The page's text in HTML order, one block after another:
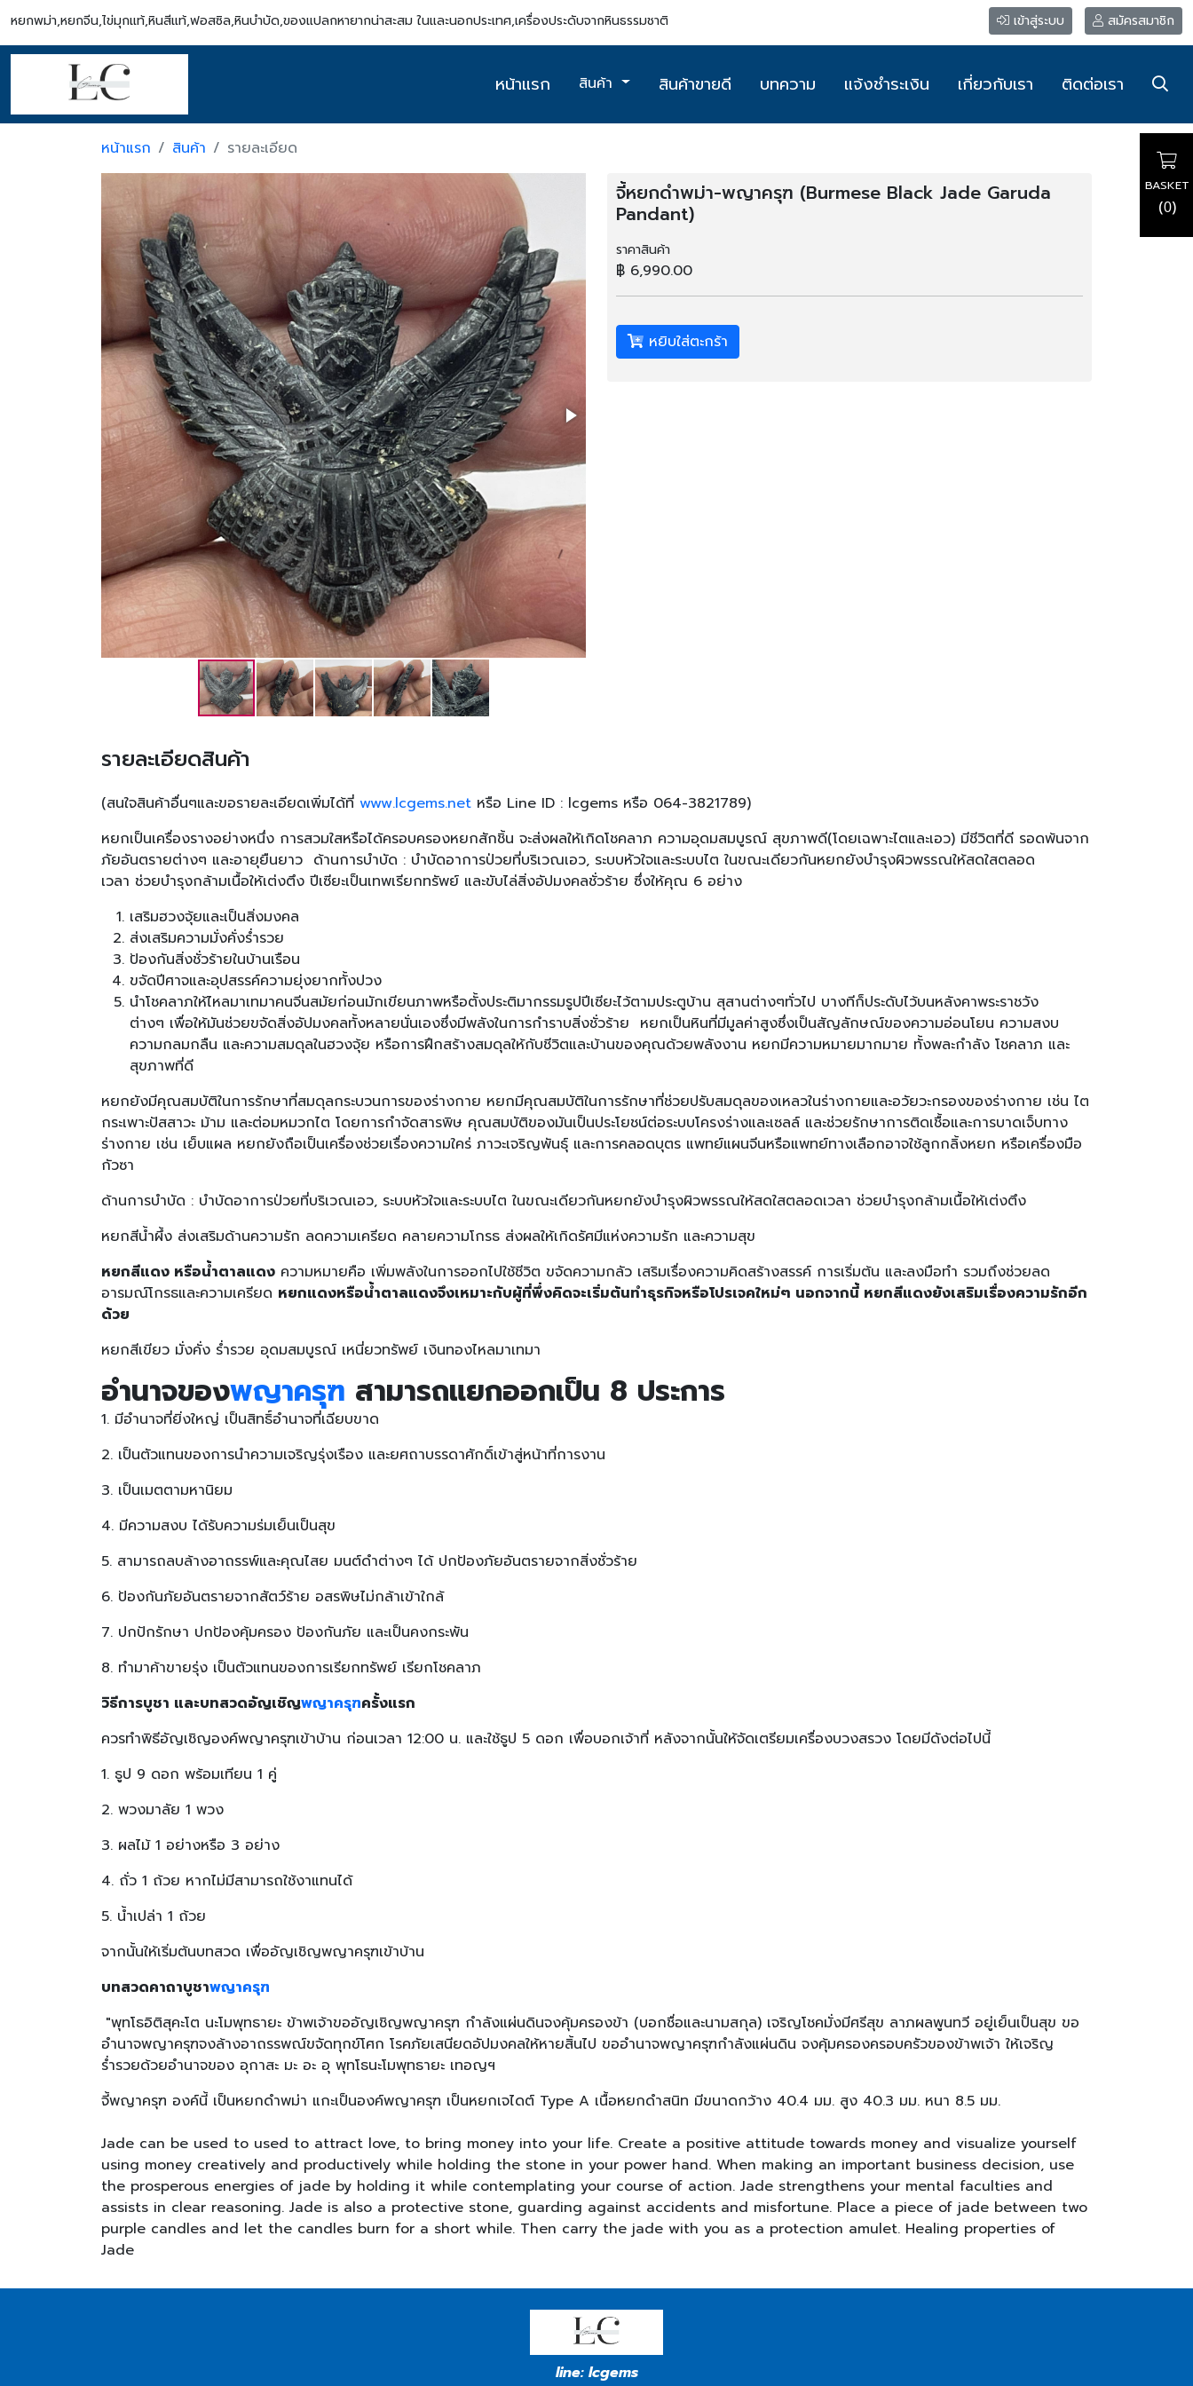
หยกพม่า,หยกจีน,ไข่มุกแท้,หินสีแท้,ฟอสซิล,หินบำบัด,ของแปลกหายากน่าสะสม ในและนอกประเทศ,เครื่องประดับจากหินธรรมชาติ เข้าสู่ระบบ สมัครสมาชิก
หน้าแรก สินค้า สินค้าขายดี บทความ แจ้งชำระเงิน เกี่ยวกับเรา ติดต่อเรา
BASKET
(0)
หน้าแรก สินค้า รายละเอียด
จี้หยกดำพม่า-พญาครุฑ (Burmese Black Jade Garuda
Pandant)
ราคาสินค้า
฿ 6,990.00
หยิบใส่ตะกร้า
รายละเอียดสินค้า
(สนใจสินค้าอื่นๆและขอรายละเอียดเพิ่มได้ที่ www.lcgems.net หรือ Line ID : lcgems หรือ 064-3821789)
หยกเป็นเครื่องรางอย่างหนึ่ง การสวมใสหรือได้ครอบครองหยกสักชิ้น จะส่งผลให้เกิดโชคลาภ ความอุดมสมบูรณ์ สุขภาพดี(โดยเฉพาะไตและเอว) มีชีวิตที่ดี รอดพ้นจาก
ภัยอันตรายต่างๆ และอายุยืนยาว ด้านการบำบัด : บำบัดอาการป่วยที่บริเวณเอว, ระบบหัวใจและระบบไต ในขณะเดียวกันหยกยังบำรุงผิวพรรณให้สดใสตลอด
เวลา ช่วยบำรุงกล้ามเนื้อให้เต่งตึง ปีเซียะเป็นเทพเรียกทรัพย์ และขับไล่สิ่งอัปมงคลชั่วร้าย ซึ่งให้คุณ 6 อย่าง
เสริมฮวงจุ้ยและเป็นสิ่งมงคล
ส่งเสริมความมั่งคั่งร่ำรวย
ป้องกันสิ่งชั่วร้ายในบ้านเรือน
ขจัดปีศาจและอุปสรรค์ความยุ่งยากทั้งปวง
นำโชคลาภให้ไหลมาเทมาคนจีนสมัยก่อนมักเขียนภาพหรือตั้งประติมากรรมรูปปีเซียะไว้ตามประตูบ้าน สุสานต่างๆทั่วไป บางทีก็ประดับไว้บนหลังคาพระราชวัง
ต่างๆ เพื่อให้มันช่วยขจัดสิ่งอัปมงคลทั้งหลายนั่นเองซึ่งมีพลังในการกำราบสิ่งชั่วร้าย หยกเป็นหินที่มีมูลค่าสูงซึ่งเป็นสัญลักษณ์ของความอ่อนโยน ความสงบ
ความกลมกลืน และความสมดุลในฮวงจุ้ย หรือการฝึกสร้างสมดุลให้กับชีวิตและบ้านของคุณด้วยพลังงาน หยกมีความหมายมากมาย ทั้งพละกำลัง โชคลาภ และ
สุขภาพที่ดี
หยกยังมีคุณสมบัติในการรักษาที่สมดุลกระบวนการของร่างกาย หยกมีคุณสมบัติในการรักษาที่ช่วยปรับสมดุลของเหลวในร่างกายและอวัยวะกรองของร่างกาย เช่น ไต
กระเพาะปัสสาวะ ม้าม และต่อมหมวกไต โดยการกำจัดสารพิษ คุณสมบัติของมันเป็นประโยชน์ต่อระบบโครงร่างและเซลล์ และช่วยรักษาการติดเชื้อและการบาดเจ็บทาง
ร่างกาย เช่น เย็บแผล หยกยังถือเป็นเครื่องช่วยเรื่องความใคร่ ภาวะเจริญพันธุ์ และการคลอดบุตร แพทย์แผนจีนหรือแพทย์ทางเลือกอาจใช้ลูกกลิ้งหยก หรือเครื่องมือ
กัวซา
ด้านการบำบัด : บำบัดอาการป่วยที่บริเวณเอว, ระบบหัวใจและระบบไต ในขณะเดียวกันหยกยังบำรุงผิวพรรณให้สดใสตลอดเวลา ช่วยบำรุงกล้ามเนื้อให้เต่งตึง
หยกสีน้ำผึ้ง ส่งเสริมด้านความรัก ลดความเครียด คลายความโกรธ ส่งผลให้เกิดรัศมีแห่งความรัก และความสุข
หยกสีแดง หรือน้ำตาลแดง ความหมายคือ เพิ่มพลังในการออกไปใช้ชีวิต ขจัดความกลัว เสริมเรื่องความคิดสร้างสรรค์ การเริ่มต้น และลงมือทำ รวมถึงช่วยลด
อารมณ์โกรธและความเครียด หยกแดงหรือน้ำตาลแดงจึงเหมาะกับผู้ที่พึ่งคิดจะเริ่มต้นทำธุรกิจหรือโปรเจคใหม่ๆ นอกจากนี้ หยกสีแดงยังเสริมเรื่องความรักอีก
ด้วย
หยกสีเขียว มั่งคั่ง ร่ำรวย อุดมสมบูรณ์ เหนี่ยวทรัพย์ เงินทองไหลมาเทมา
อำนาจของพญาครุฑ สามารถแยกออกเป็น 8 ประการ
1. มีอำนาจที่ยิ่งใหญ่ เป็นสิทธิ์อำนาจที่เฉียบขาด
2. เป็นตัวแทนของการนำความเจริญรุ่งเรือง และยศถาบรรดาศักดิ์เข้าสู่หน้าที่การงาน
3. เป็นเมตตามหานิยม
4. มีความสงบ ได้รับความร่มเย็นเป็นสุข
5. สามารถลบล้างอาถรรพ์และคุณไสย มนต์ดำต่างๆ ได้ ปกป้องภัยอันตรายจากสิ่งชั่วร้าย
6. ป้องกันภัยอันตรายจากสัตว์ร้าย อสรพิษไม่กล้าเข้าใกล้
7. ปกปักรักษา ปกป้องคุ้มครอง ป้องกันภัย และเป็นคงกระพัน
8. ทำมาค้าขายรุ่ง เป็นตัวแทนของการเรียกทรัพย์ เรียกโชคลาภ
วิธีการบูชา และบทสวดอัญเชิญพญาครุฑครั้งแรก
ควรทำพิธีอัญเชิญองค์พญาครุฑเข้าบ้าน ก่อนเวลา 12:00 น. และใช้ธูป 5 ดอก เพื่อบอกเจ้าที่ หลังจากนั้นให้จัดเตรียมเครื่องบวงสรวง โดยมีดังต่อไปนี้
1. ธูป 9 ดอก พร้อมเทียน 1 คู่
2. พวงมาลัย 1 พวง
3. ผลไม้ 1 อย่างหรือ 3 อย่าง
4. ถั่ว 1 ถ้วย หากไม่มีสามารถใช้งาแทนได้
5. น้ำเปล่า 1 ถ้วย
จากนั้นให้เริ่มต้นบทสวด เพื่ออัญเชิญพญาครุฑเข้าบ้าน
บทสวดคาถาบูชาพญาครุฑ
"พุทโธอิติสุคะโต นะโมพุทธายะ ข้าพเจ้าขออัญเชิญพญาครุฑ กำลังแผ่นดินจงคุ้มครองข้า (บอกชื่อและนามสกุล) เจริญโชคมั่งมีศรีสุข ลาภผลพูนทวี อยู่เย็นเป็นสุข ขอ
อำนาจพญาครุฑจงล้างอาถรรพณ์ขจัดทุกข์โศก โรคภัยเสนียดอัปมงคลให้หายสิ้นไป ขออำนาจพญาครุฑกำลังแผ่นดิน จงคุ้มครองครอบครัวของข้าพเจ้า ให้เจริญ
ร่ำรวยด้วยอำนาจของ อุกาสะ มะ อะ อุ พุทโธนะโมพุทธายะ เทอญฯ
จี้พญาครุฑ องค์นี้ เป็นหยกดำพม่า แกะเป็นองค์พญาครุฑ เป็นหยกเจไดต์ Type A เนื้อหยกดำสนิท มีขนาดกว้าง 40.4 มม. สูง 40.3 มม. หนา 8.5 มม.
Jade can be used to used to attract love, to bring money into your life. Create a positive attitude towards money and visualize yourself
using money creatively and productively while holding the stone in your power hand. When making an important business decision, use
the prosperous energies of jade by holding it while contemplating your course of action. Jade strengthens your mental faculties and
assists in clear reasoning. Jade is also a protective stone, guarding against accidents and misfortune. Place a piece of jade between two
purple candles and let the candles burn for a short while. Then carry the jade with you as a protection amulet. Healing properties of
Jade
line:lcgems